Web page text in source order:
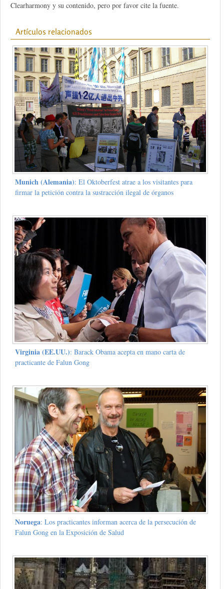
Clearharmony y su contenido, pero por favor cite la fuente.
Artículos relacionados
Munich (Alemania): El Oktoberfest atrae a los visitantes para
firmar la petición contra la sustracción ilegal de órganos
Virginia (EE.UU.): Barack Obama acepta en mano carta de
practicante de Falun Gong
Noruega: Los practicantes informan acerca de la persecución de
Falun Gong en la Exposición de Salud